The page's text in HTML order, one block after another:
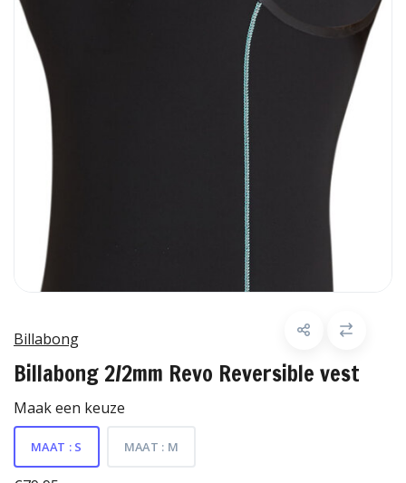
Billabong
Billabong 2/2mm Revo Reversible vest
Maak een keuze
MAAT : S MAAT : M